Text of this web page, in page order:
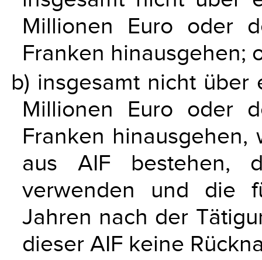
Millionen Euro oder
Franken hinausgehen;
b) insgesamt nicht
Millionen Euro oder
Franken
aus AIF bestehen,
verwenden und die
Jahren nach der
dieser AIF keine